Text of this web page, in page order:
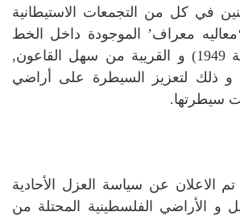
في كل من التجمعات الاستيطانية
معراف’ الموجودة داخل الخط
الاخضر (خط الهدنة 1949) و القريبة من سهل القاعون,
و ذلك لتعزيز السيطرة على أراضي
سيطرتها.
في العام 2002, تم الاعلان عن سياسة العزل الأحادية
و الأراضي الفلسطينية المحتلة من